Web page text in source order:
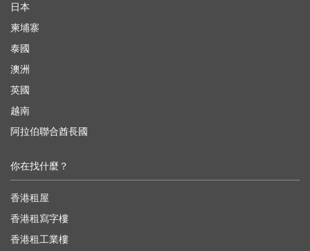
日本
柬埔寨
泰國
澳洲
英國
越南
阿拉伯聯合酋長國
你在找什麼？
香港租屋
香港租寫字樓
香港租工業樓